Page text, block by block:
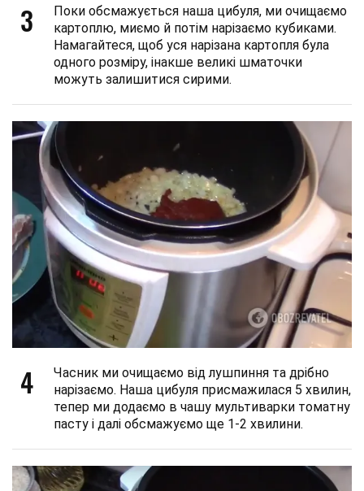
3
Поки обсмажується наша цибуля, ми очищаємо
картоплю, миємо й потім нарізаємо кубиками.
Намагайтеся, щоб уся нарізана картопля була
одного розміру, інакше великі шматочки
можуть залишитися сирими.
4
Часник ми очищаємо від лушпиння та дрібно
нарізаємо. Наша цибуля присмажилася 5 хвилин,
тепер ми додаємо в чашу мультиварки томатну
пасту і далі обсмажуємо ще 1-2 хвилини.